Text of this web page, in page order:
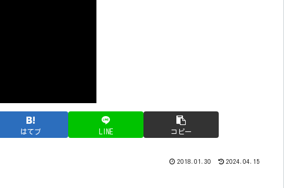
はてブ LINE コピー
2018.01.30 2024.04.15